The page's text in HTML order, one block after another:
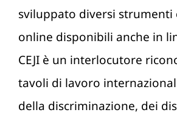
sviluppato diversi strumenti
online disponibili anche in
CEJI è un interlocutore
tavoli di lavoro
della discriminazione, dei